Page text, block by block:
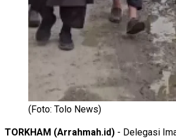
(Foto: Tolo News)
TORKHAM (Arrahmah.id) - Delegasi